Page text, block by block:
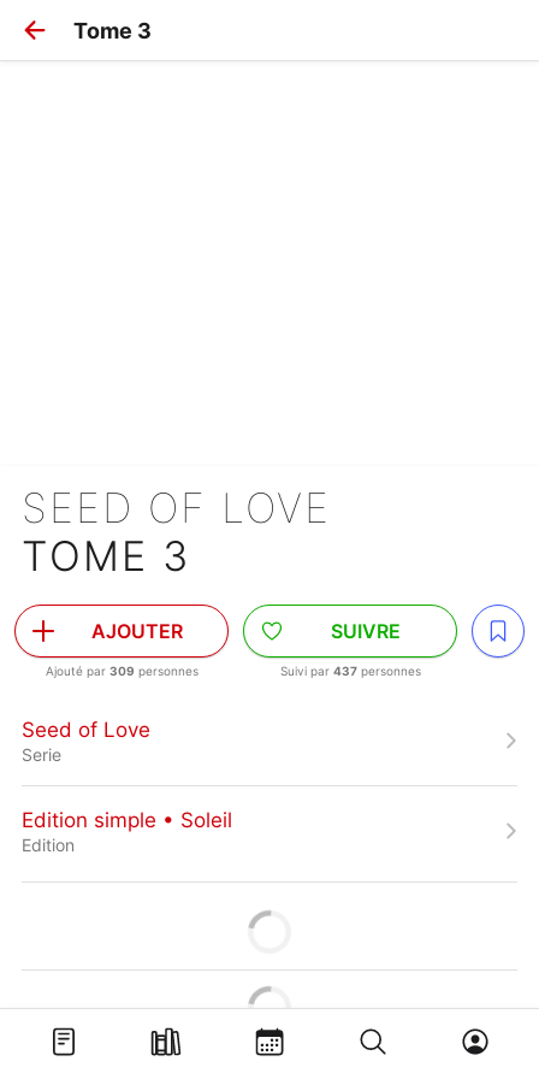
Tome 3
SEED OF LOVE
TOME 3
AJOUTER
Ajouté par 309 personnes
SUIVRE
Suivi par 437personnes
Seed of Love
Serie
Edition simple • Soleil
Edition